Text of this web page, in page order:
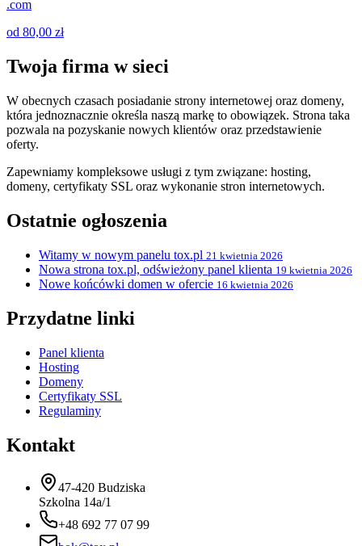
.com
od 80,00 zł
Twoja firma w sieci
W obecnych czasach posiadanie strony internetowej oraz domeny,
która jednoznacznie określa naszą markę to obowiązek. Strona taka
pozwala na pozyskanie nowych klientów oraz przedstawienie
oferty.
Zapewniamy kompleksowe usługi z tym związane: hosting,
domeny, certyfikaty SSL oraz wykonanie stron internetowych.
Ostatnie ogłoszenia
Witamy w nowym panelu tox.pl 21 kwietnia 2026
Nowa strona tox.pl, odświeżony panel klienta 19 kwietnia 2026
Nowe końcówki domen w ofercie 16 kwietnia 2026
Przydatne linki
Panel klienta
Hosting
Domeny
Certyfikaty SSL
Regulaminy
Kontakt
47-420 Budziska
Szkolna 14a/1
+48 692 77 07 99